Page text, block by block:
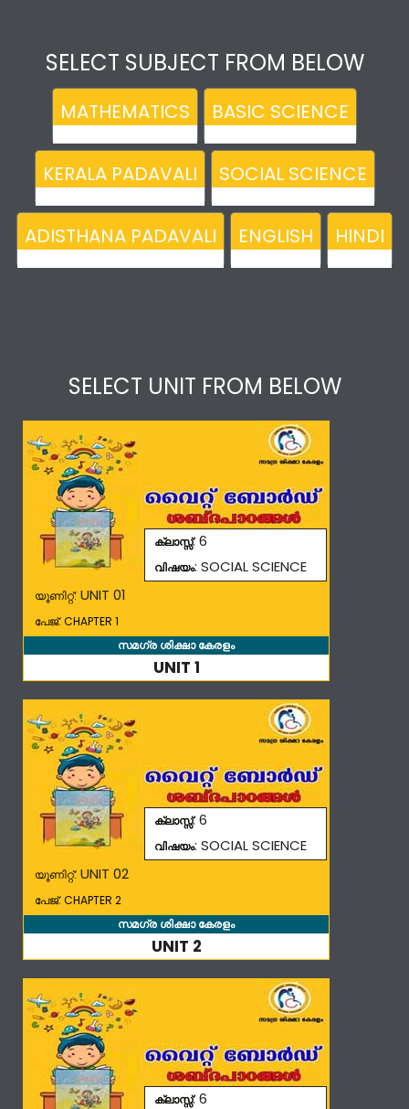
SELECT SUBJECT FROM BELOW
MATHEMATICS BASIC SCIENCE
KERALA PADAVALI SOCIAL SCIENCE
ADISTHANA PADAVALI ENGLISH HINDI
SELECT UNIT FROM BELOW
ക്ലാസ്സ്: 6
വിഷയം: SOCIAL SCIENCE
യൂണിറ്റ്: UNIT 01
പേജ്: CHAPTER 1
സമഗ്ര ശിക്ഷാ കേരളം
UNIT 1
ക്ലാസ്സ്: 6
വിഷയം: SOCIAL SCIENCE
യൂണിറ്റ്: UNIT 02
പേജ്: CHAPTER 2
സമഗ്ര ശിക്ഷാ കേരളം
UNIT 2
ക്ലാസ്സ്: 6